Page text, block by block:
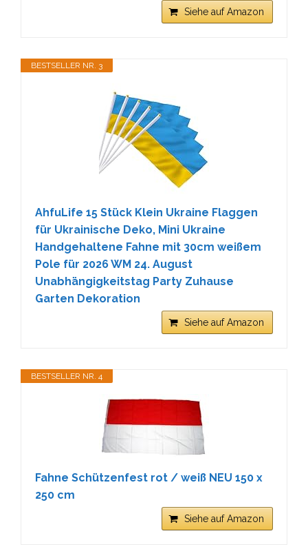
Siehe auf Amazon
BESTSELLER NR. 3
AhfuLife 15 Stück Klein Ukraine Flaggen
für Ukrainische Deko, Mini Ukraine
Handgehaltene Fahne mit 30cm weißem
Pole für 2026 WM 24. August
Unabhängigkeitstag Party Zuhause
Garten Dekoration
Siehe auf Amazon
BESTSELLER NR. 4
Fahne Schützenfest rot / weiß NEU 150 x
250 cm
Siehe auf Amazon